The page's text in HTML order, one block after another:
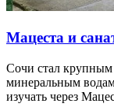
Мацеста и
Сочи стал крупным
минеральным
изучать через